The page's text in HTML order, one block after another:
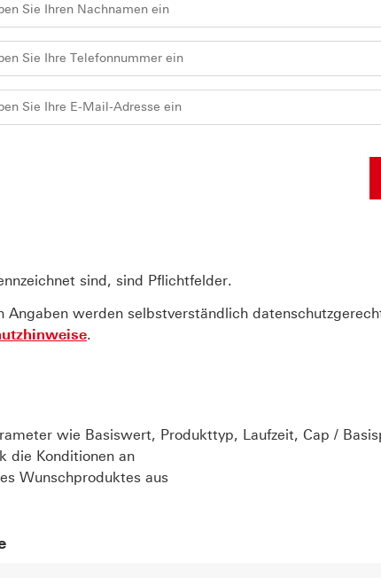
sind, sind Pflichtfelder.
Angaben werden selbstverständlich
.
wie Basiswert, Produkttyp, Laufzeit, Cap /
die Konditionen an
Wunschproduktes aus